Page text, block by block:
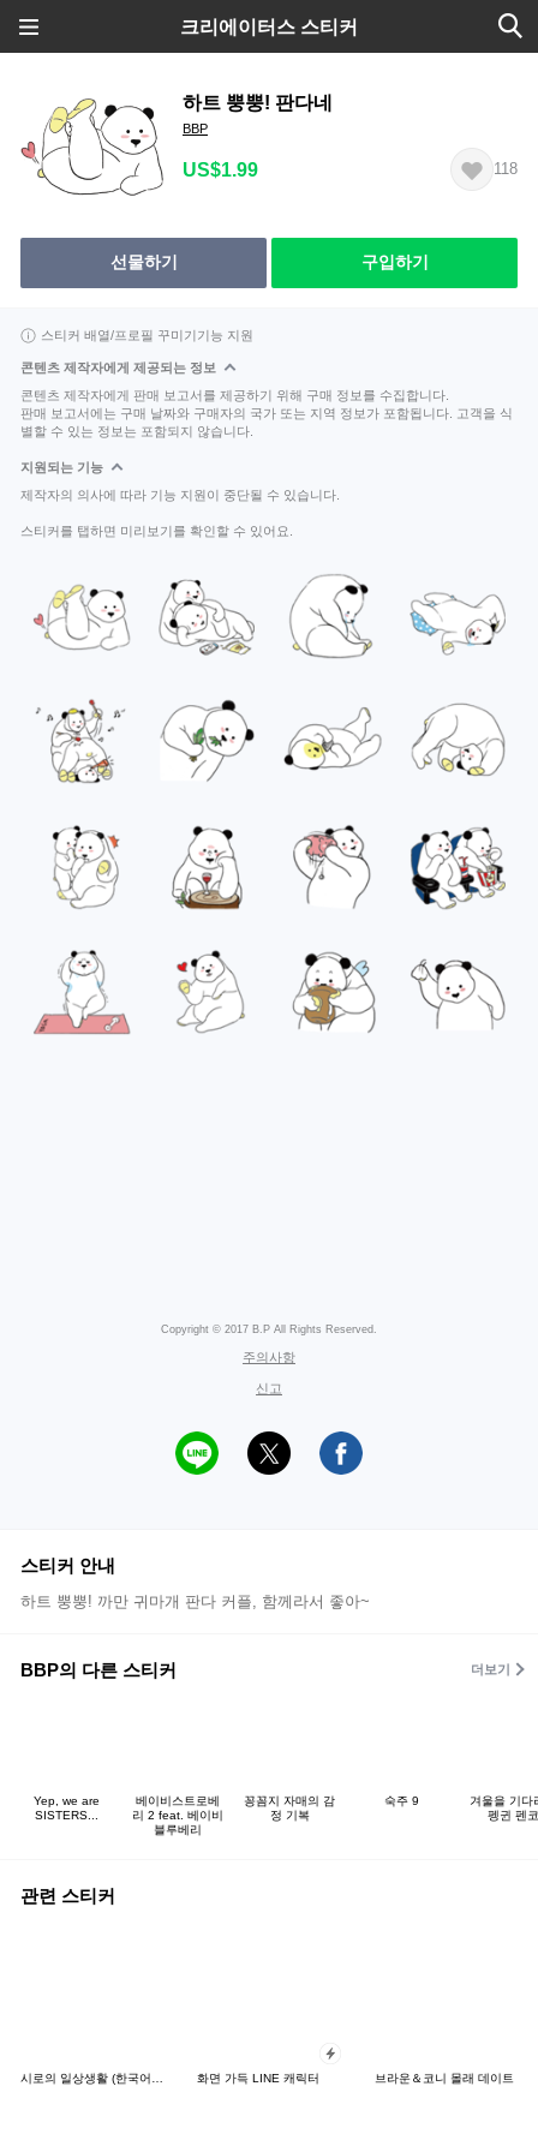
크리에이터스 스티커
하트 뿡뿡! 판다네
BBP
US$1.99 118
선물하기 구입하기
스티커 배열/프로필 꾸미기기능 지원
콘텐츠 제작자에게 제공되는 정보
콘텐츠 제작자에게 판매 보고서를 제공하기 위해 구매 정보를 수집합니다.
판매 보고서에는 구매 날짜와 구매자의 국가 또는 지역 정보가 포함됩니다. 고객을 식
별할 수 있는 정보는 포함되지 않습니다.
지원되는 기능
제작자의 의사에 따라 기능 지원이 중단될 수 있습니다.
스티커를 탭하면 미리보기를 확인할 수 있어요.
Copyright © 2017 B.P All Rights Reserved.
주의사항
신고
스티커 안내
하트 뿡뿡! 까만 귀마개 판다 커플, 함께라서 좋아~
BBP의 다른 스티커 더보기
Yep, we are
SISTERS...
베이비스트로베
리 2 feat. 베이비
블루베리
꽁꼼지 자매의 감
정 기복
숙주 9
겨울을 기다
펭귄 펜코
관련 스티커
시로의 일상생활 (한국어&일본어) 화면 가득 LINE 캐릭터 브라운＆코니 몰래 데이트